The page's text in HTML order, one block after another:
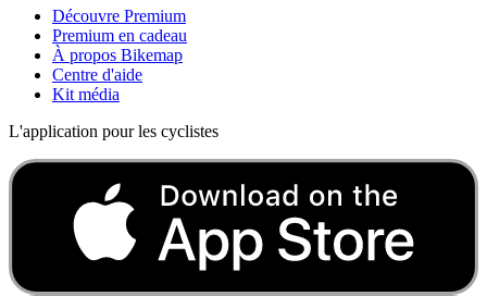
Découvre Premium
Premium en cadeau
À propos Bikemap
Centre d'aide
Kit média
L'application pour les cyclistes